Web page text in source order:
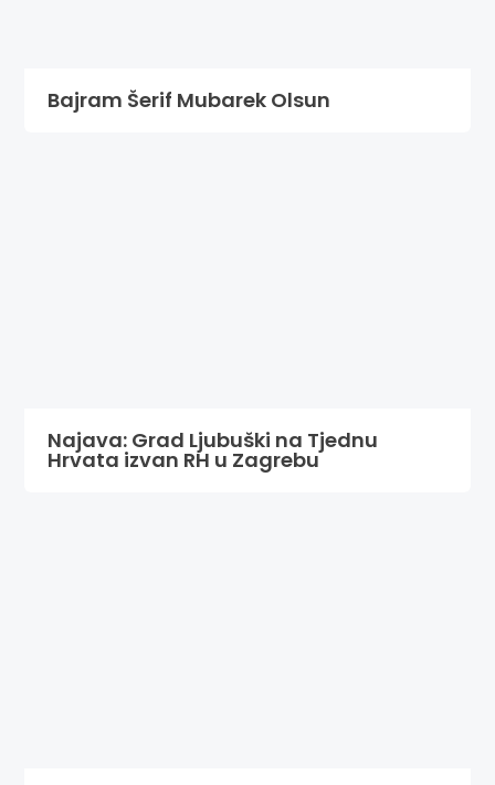
Bajram Šerif Mubarek Olsun
Najava: Grad Ljubuški na Tjednu
Hrvata izvan RH u Zagrebu